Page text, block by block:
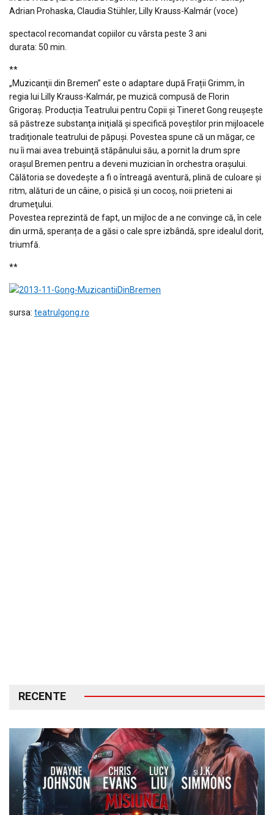
Adrian Prohaska, Claudia Stühler, Lilly Krauss-Kalmár (voce)
spectacol recomandat copiilor cu vârsta peste 3 ani
durata: 50 min.
**
„Muzicanţii din Bremen” este o adaptare după Frații Grimm, în
regia lui Lilly Krauss-Kalmár, pe muzică compusă de Florin
Grigoraş. Producția Teatrului pentru Copii şi Tineret Gong reuşeşte
să păstreze substanţa iniţială şi specifică poveştilor prin mijloacele
tradiţionale teatrului de păpuşi. Povestea spune că un măgar, ce
nu îi mai avea trebuinţă stăpânului său, a pornit la drum spre
oraşul Bremen pentru a deveni muzician în orchestra oraşului.
Călătoria se dovedeşte a fi o întreagă aventură, plină de culoare şi
ritm, alături de un câine, o pisică şi un cocoş, noii prieteni ai
drumeţului.
Povestea reprezintă de fapt, un mijloc de a ne convinge că, în cele
din urmă, speranța de a găsi o cale spre izbândă, spre idealul dorit,
triumfă.
**
sursa: teatrulgong.ro
RECENTE